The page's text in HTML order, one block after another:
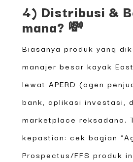
4) Distribusi &
mana? 💸
Biasanya produk yang
manajer besar kayak
lewat APERD (agen
bank, aplikasi investasi,
marketplace reksadana.
kepastian: cek bagian
Prospectus/FFS produk